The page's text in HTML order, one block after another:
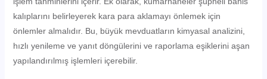
kalıplarını belirleyerek kara para aklamayı önlemek için
önlemler almalıdır. Bu, büyük mevduatların kimyasal analizini,
hızlı yenileme ve yanıt döngülerini ve raporlama eşiklerini aşan
yapılandırılmış işlemleri içerebilir.